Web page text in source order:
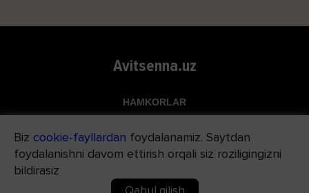
Avitsenna.uz
HAMKORLAR
Apteka.uz
Med24.uz
Biz cookie-fayllardan foydalanamiz. Saytdan
foydalanishni davom ettirish orqali siz roziligingizni
bildirasiz